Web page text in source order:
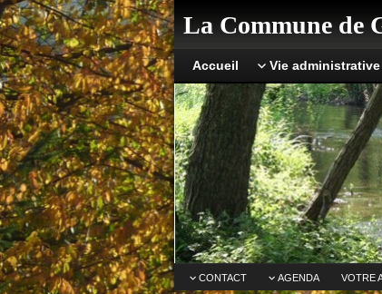
La Commune de
Accueil Vie administrative
CONTACT AGENDA VOTRE